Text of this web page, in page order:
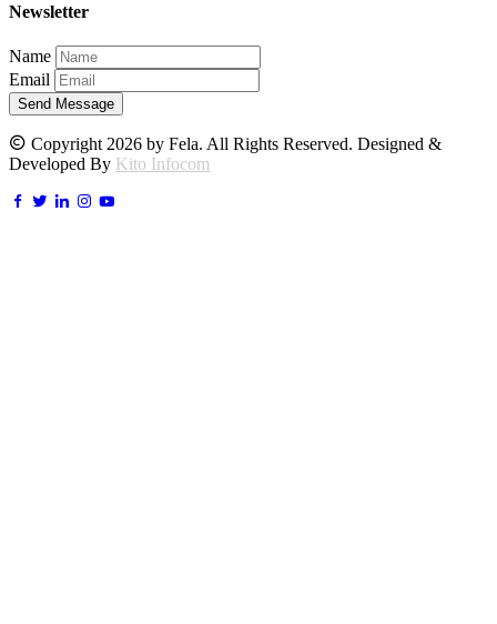
Newsletter
Name
Email
Send Message
Copyright 2026 by Fela. All Rights Reserved. Designed &
Developed By Kito Infocom